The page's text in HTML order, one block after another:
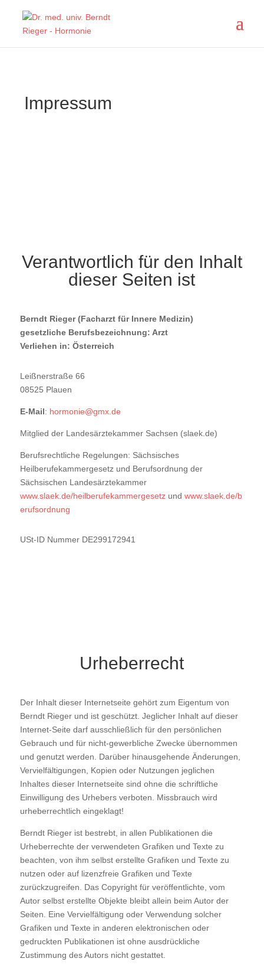
Impressum
Verantwortlich für den Inhalt
dieser Seiten ist
Berndt Rieger (Facharzt für Innere Medizin)
gesetzliche Berufsbezeichnung: Arzt
Verliehen in: Österreich
Leißnerstraße 66
08525 Plauen
E-Mail: hormonie@gmx.de
Mitglied der Landesärztekammer Sachsen (slaek.de)
Berufsrechtliche Regelungen: Sächsisches
Heilberufekammergesetz und Berufsordnung der
Sächsischen Landesärztekammer
www.slaek.de/heilberufekammergesetzund www.slaek.de/b
erufsordnung
USt-ID Nummer DE299172941
Urheberrecht
Der Inhalt dieser Internetseite gehört zum Eigentum von
Berndt Rieger und ist geschützt. Jeglicher Inhalt auf dieser
Internet-Seite darf ausschließlich für den persönlichen
Gebrauch und für nicht-gewerbliche Zwecke übernommen
und genutzt werden. Darüber hinausgehende Änderungen,
Vervielfältigungen, Kopien oder Nutzungen jeglichen
Inhaltes dieser Internetseite sind ohne die schriftliche
Einwilligung des Urhebers verboten. Missbrauch wird
urheberrechtlich eingeklagt!
Berndt Rieger ist bestrebt, in allen Publikationen die
Urheberrechte der verwendeten Grafiken und Texte zu
beachten, von ihm selbst erstellte Grafiken und Texte zu
nutzen oder auf lizenzfreie Grafiken und Texte
zurückzugreifen. Das Copyright für veröffentlichte, vom
Autor selbst erstellte Objekte bleibt allein beim Autor der
Seiten. Eine Vervielfältigung oder Verwendung solcher
Grafiken und Texte in anderen elektronischen oder
gedruckten Publikationen ist ohne ausdrückliche
Zustimmung des Autors nicht gestattet.